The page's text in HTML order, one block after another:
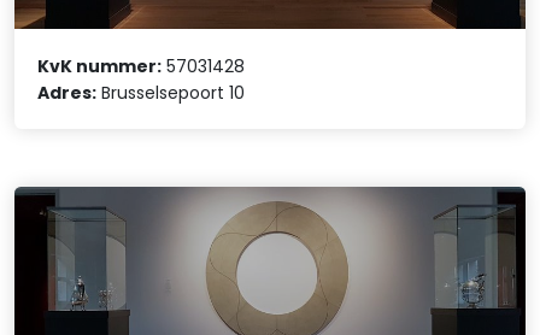
KvK nummer: 57031428
Adres: Brusselsepoort 10